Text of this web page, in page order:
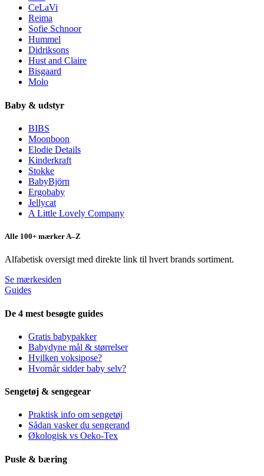
CeLaVi
Reima
Sofie Schnoor
Hummel
Didriksons
Hust and Claire
Bisgaard
Molo
Baby & udstyr
BIBS
Moonboon
Elodie Details
Kinderkraft
Stokke
BabyBjörn
Ergobaby
Jellycat
A Little Lovely Company
Alle 100+ mærker A–Z
Alfabetisk oversigt med direkte link til hvert brands sortiment.
Se mærkesiden
Guides
De 4 mest besøgte guides
Gratis babypakker
Babydyne mål & størrelser
Hvilken voksipose?
Hvornår sidder baby selv?
Sengetøj & sengegear
Praktisk info om sengetøj
Sådan vasker du sengerand
Økologisk vs Oeko-Tex
Pusle & bæring